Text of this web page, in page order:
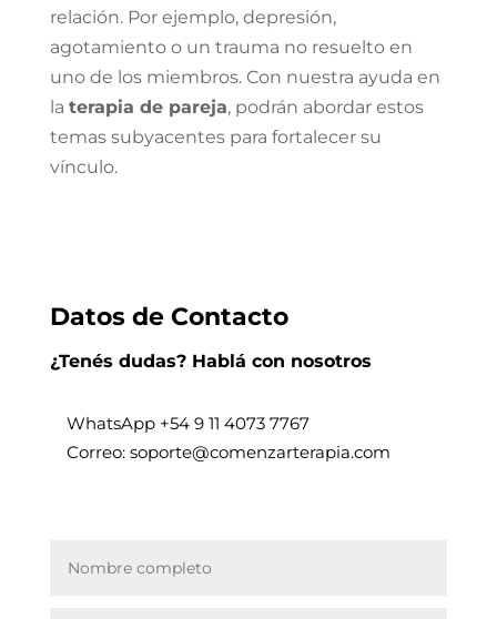
relación. Por ejemplo, depresión,
agotamiento o un trauma no resuelto en
uno de los miembros. Con nuestra ayuda en
la terapia de pareja, podrán abordar estos
temas subyacentes para fortalecer su
vínculo.
Datos de Contacto
¿Tenés dudas? Hablá con nosotros
WhatsApp +54 9 11 4073 7767
Correo: soporte@comenzarterapia.com